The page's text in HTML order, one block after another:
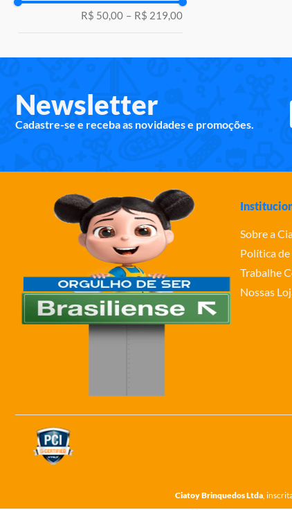
R$ 50,00 – R$ 219,00
Newsletter
Cadastre-se e receba as novidades e promoções.
Sobre a
Política
Trabalhe
Nossas
Ciatoy Brinquedos Ltda,